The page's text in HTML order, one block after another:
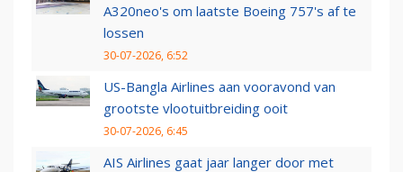
A320neo's om laatste Boeing 757's af te
lossen
30-07-2026, 6:52
US-Bangla Airlines aan vooravond van
grootste vlootuitbreiding ooit
30-07-2026, 6:45
AIS Airlines gaat jaar langer door met